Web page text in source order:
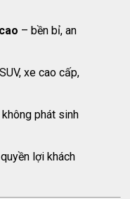
– bền bỉ, an
xe cao cấp,
phát sinh
lợi khách